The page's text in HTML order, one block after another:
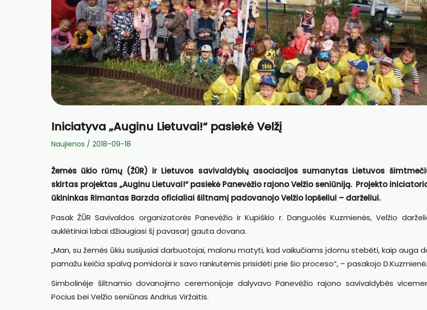
Iniciatyva „Auginu Lietuvai!“ pasiekė Velžį
Naujienos / 2018-09-18
Žemės ūkio rūmų (ŽŪR) ir Lietuvos savivaldybių asociacijos sumanytas Lietuvos
skirtas projektas „Auginu Lietuvai!“ pasiekė Panevėžio rajono Velžio seniūniją. Projekto
ūkininkas Rimantas Barzda oficialiai šiltnamį padovanojo Velžio lopšeliui – darželiui.
Pasak ŽŪR Savivaldos organizatorės Panevėžio ir Kupiškio r. Danguolės Kuzmienės, Velžio
auklėtiniai labai džiaugiasi šį pavasarį gauta dovana.
„Man, su žemės ūkiu susijusiai darbuotojai, malonu matyti, kad vaikučiams įdomu stebėti, kaip auga
pamažu keičia spalvą pomidorai ir savo rankutėmis prisidėti prie šio proceso“, – pasakojo D.Kuzmienė.
Simbolinėje šiltnamio dovanojimo ceremonijoje dalyvavo Panevėžio rajono savivaldybės
Pocius bei Velžio seniūnas Andrius Viržaitis.